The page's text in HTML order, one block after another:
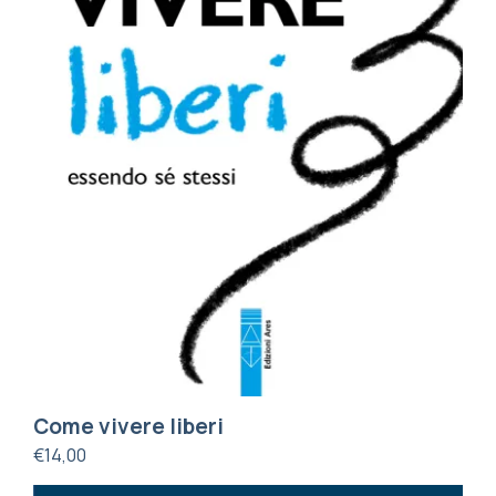
Come vivere liberi
€14,00